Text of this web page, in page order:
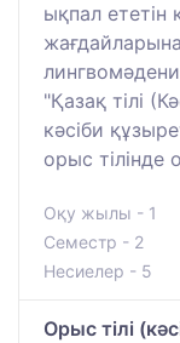
ықпал ететін
"Қазақ тілі
кәсіби
орыс тілінде
Оқу жылы - 1
Семестр - 2
Несиелер - 5
Орыс тілі